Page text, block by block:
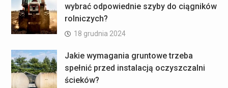
wybrać odpowiednie szyby do ciągników
rolniczych?
18 grudnia 2024
Jakie wymagania gruntowe trzeba
spełnić przed instalacją oczyszczalni
ścieków?